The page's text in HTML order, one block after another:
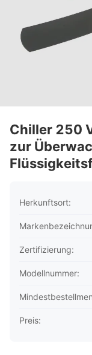
Chiller 250
zur
Herkunftsort:
Zertifizierung:
Modellnummer:
Preis: